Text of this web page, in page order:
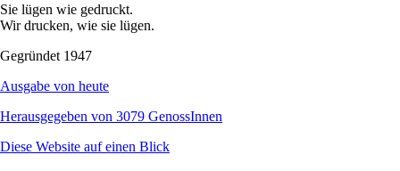
Sie lügen wie gedruckt.
Wir drucken, wie sie lügen.
Gegründet 1947
Ausgabe von heute
Herausgegeben von 3079 GenossInnen
Diese Website auf einen Blick